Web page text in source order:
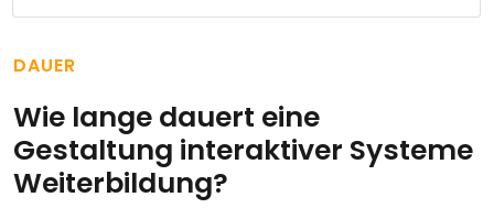
DAUER
Wie lange dauert eine
Gestaltung interaktiver Systeme
Weiterbildung?